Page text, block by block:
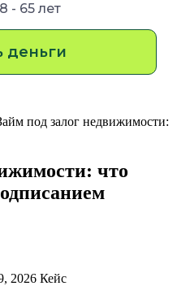
- 65 лет
деньги
под залог недвижимости:
что
2026 Кейс